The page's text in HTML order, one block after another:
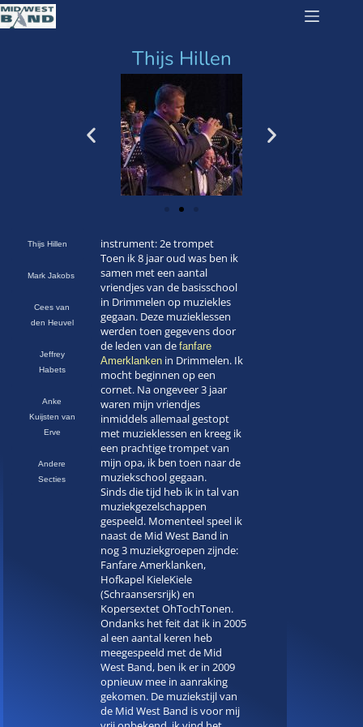
Thijs Hillen
Thijs Hillen
Mark Jakobs
Cees van
den Heuvel
Jeffrey
Habets
Anke
Kuijsten van
Erve
Andere
Secties
instrument: 2e trompet
Toen ik 8 jaar oud was ben ik
samen met een aantal
vriendjes van de basisschool
in Drimmelen op muziekles
gegaan. Deze muzieklessen
werden toen gegevens door
de leden van de fanfare
Amerklanken in Drimmelen. Ik
mocht beginnen op een
cornet. Na ongeveer 3 jaar
waren mijn vriendjes
inmiddels allemaal gestopt
met muzieklessen en kreeg ik
een prachtige trompet van
mijn opa, ik ben toen naar de
muziekschool gegaan.
Sinds die tijd heb ik in tal van
muziekgezelschappen
gespeeld. Momenteel speel ik
naast de Mid West Band in
nog 3 muziekgroepen zijnde:
Fanfare Amerklanken,
Hofkapel KieleKiele
(Schraansersrijk) en
Kopersextet OhTochTonen.
Ondanks het feit dat ik in 2005
al een aantal keren heb
meegespeeld met de Mid
West Band, ben ik er in 2009
opnieuw mee in aanraking
gekomen. De muziekstijl van
de Mid West Band is voor mij